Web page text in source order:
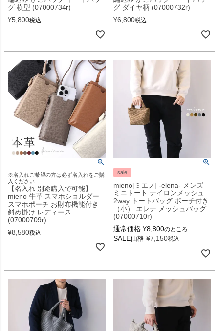
グ 横型 (07000734r)
¥5,800税込
グ ダイヤ柄 (07000732r)
¥6,800税込
※名入れご希望の方は必ず名入れをご購
入ください
【名入れ 別途購入で可能】
mieno 牛革 スマホショルダー
スマホポーチ お財布機能付き
斜め掛け レディース
(07000709r)
¥8,580税込
sale
mieno[ミエノ] -elena- メンズ
ミニトート ナイロンメッシュ
2way トートバッグ ポーチ付き
（小） エレナ メッシュバッグ
(07000710r)
通常価格 ¥8,800のところ
SALE価格 ¥7,150税込